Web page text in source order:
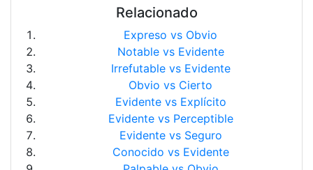
Relacionado
Expreso vs Obvio
Notable vs Evidente
Irrefutable vs Evidente
Obvio vs Cierto
Evidente vs Explícito
Evidente vs Perceptible
Evidente vs Seguro
Conocido vs Evidente